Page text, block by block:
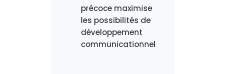
précoce maximise
les possibilités de
développement
communicationnel